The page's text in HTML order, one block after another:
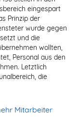
eingespart
Prinzip der
wurde gegen
und die
wollten,
Personal aus den
Letztlich
die
Mitarbeiter